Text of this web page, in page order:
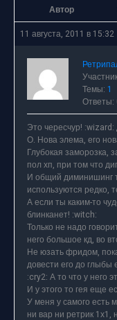
Автор
11 августа, 2011 в 15:32
Темы: 1
Ответы:
Это чересчур!
О. Нова элема, его
Глубокая заморозка,
пол хп, при том что
И общий диминишинг
используются редко,
А если ты каким-то
блинканет! :witch:
Только не надо
него большое кд, во
Не юзать фридом,
довести его до глыбы
:cry2: А то что у него
И у этого то гея еще
У меня у самого есть
ни вар ни ретрик